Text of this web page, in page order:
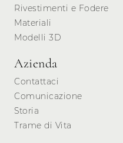
Rivestimenti e Fodere
Materiali
Modelli 3D
Azienda
Contattaci
Comunicazione
Storia
Trame di Vita